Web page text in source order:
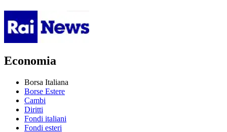
Economia
Borsa Italiana
Borse Estere
Cambi
Diritti
Fondi italiani
Fondi esteri